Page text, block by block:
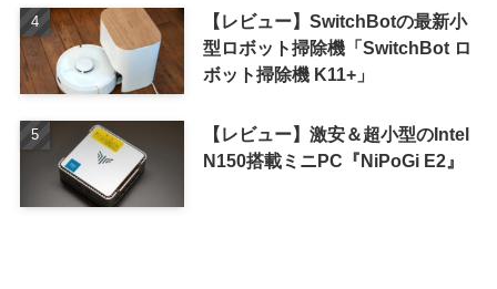
【レビュー】SwitchBotの最新小
型ロボット掃除機「SwitchBot ロ
ボット掃除機 K11+」
【レビュー】激安＆超小型のIntel
N150搭載ミニPC『NiPoGi E2』